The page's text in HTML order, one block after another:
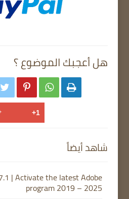
هل أعجبك الموضوع ؟
   
شاهد أيضاً
| Activate the latest Adobe
program 2019 – 2025